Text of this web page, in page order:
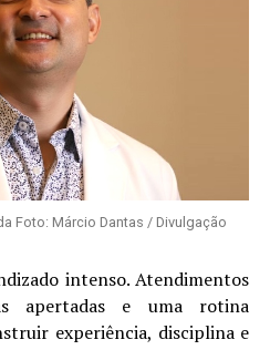
Foto: Márcio Dantas / Divulgação
intenso. Atendimentos
apertadas e uma rotina
experiência, disciplina e